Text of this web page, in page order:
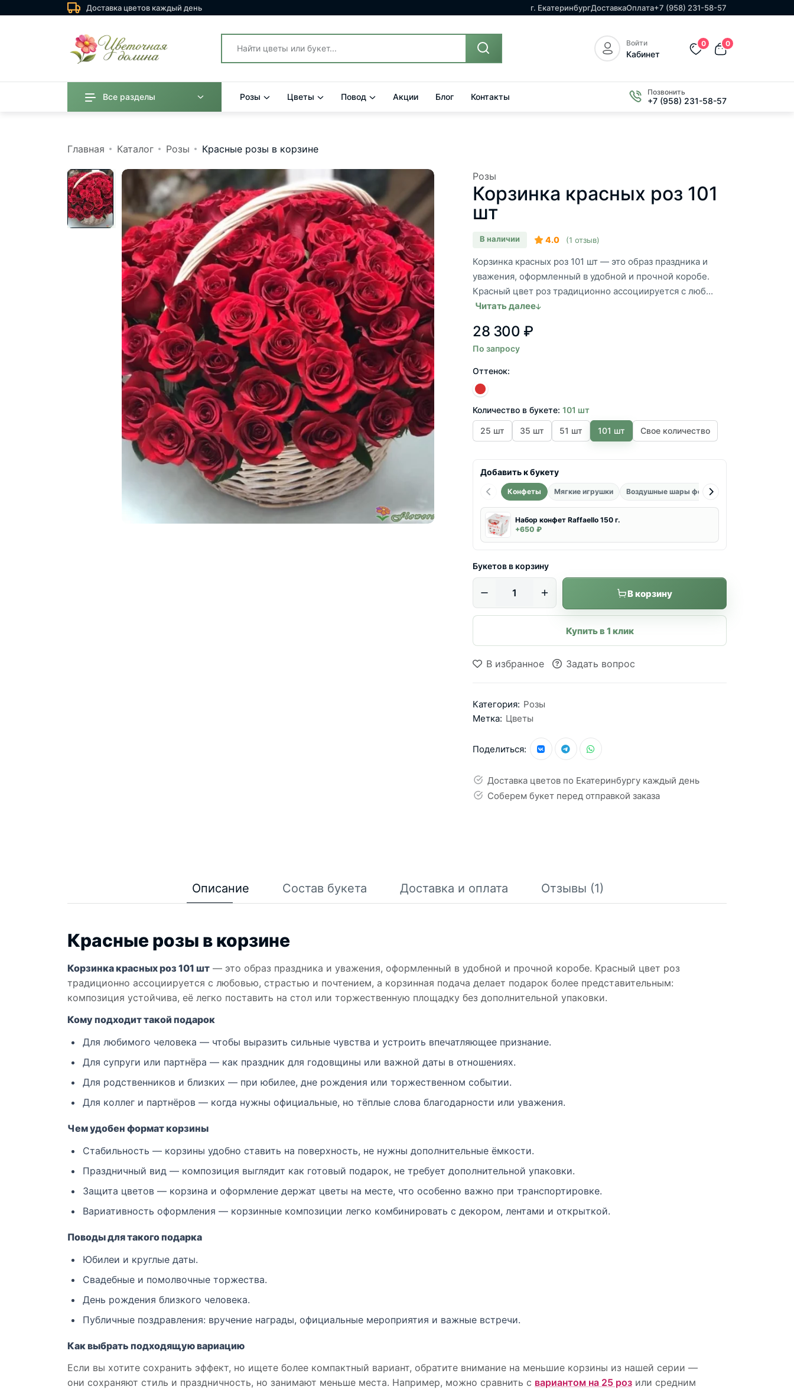
Доставка цветов каждый день г. ЕкатеринбургДоставкаОплата+7 (958) 231-58-57
Войти
Кабинет
0 0
Все разделы Розы Цветы Повод Акции Блог Контакты Позвонить
+7 (958) 231-58-57
Главная Каталог Розы Красные розы в корзине
Розы
Корзинка красных роз 101
шт
В наличии 4.0 (1 отзыв)
Корзинка красных роз 101 шт — это образ праздника и
уважения, оформленный в удобной и прочной коробе.
Красный цвет роз традиционно ассоциируется с люб...
Читать далее
28 300 ₽
По запросу
Оттенок:
Количество в букете: 101 шт
25 шт 35 шт 51 шт 101 шт Свое количество
Добавить к букету
Конфеты Мягкие игрушки Воздушные шары фольгированные
Набор конфет Raffaello 150 г.
+650 ₽
Букетов в корзину
В корзину
Купить в 1 клик
В избранное Задать вопрос
Категория: Розы
Метка: Цветы
Поделиться:
Доставка цветов по Екатеринбургу каждый день
Соберем букет перед отправкой заказа
Описание Состав букета Доставка и оплата Отзывы (1)
Красные розы в корзине
Корзинка красных роз 101 шт — это образ праздника и уважения, оформленный в удобной и прочной коробе. Красный цвет роз
традиционно ассоциируется с любовью, страстью и почтением, а корзинная подача делает подарок более представительным:
композиция устойчива, её легко поставить на стол или торжественную площадку без дополнительной упаковки.
Кому подходит такой подарок
Для любимого человека — чтобы выразить сильные чувства и устроить впечатляющее признание.
Для супруги или партнёра — как праздник для годовщины или важной даты в отношениях.
Для родственников и близких — при юбилее, дне рождения или торжественном событии.
Для коллег и партнёров — когда нужны официальные, но тёплые слова благодарности или уважения.
Чем удобен формат корзины
Стабильность — корзины удобно ставить на поверхность, не нужны дополнительные ёмкости.
Праздничный вид — композиция выглядит как готовый подарок, не требует дополнительной упаковки.
Защита цветов — корзина и оформление держат цветы на месте, что особенно важно при транспортировке.
Вариативность оформления — корзинные композиции легко комбинировать с декором, лентами и открыткой.
Поводы для такого подарка
Юбилеи и круглые даты.
Свадебные и помолвочные торжества.
День рождения близкого человека.
Публичные поздравления: вручение награды, официальные мероприятия и важные встречи.
Как выбрать подходящую вариацию
Если вы хотите сохранить эффект, но ищете более компактный вариант, обратите внимание на меньшие корзины из нашей серии —
они сохраняют стиль и праздничность, но занимают меньше места. Например, можно сравнить с вариантом на 25 роз или средним